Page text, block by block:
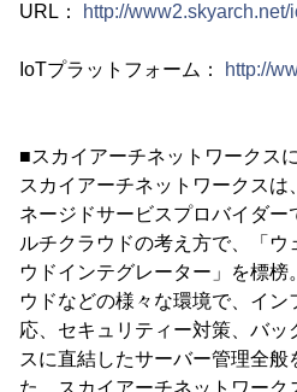
URL： http://www2.skyarch.net/
IoTプラットフォーム： http://
■スカイアーチネットワークス
スカイアーチネットワークス
ネージドサービスプロバイダ
ルチクラウドの考え方で、「ウ
ウドインテグレーター」を標榜
ウドなどの様々な環境で、イ
応、セキュリティー対策、バ
スに直結したサーバー管理全般
た、スカイアーチネットワー